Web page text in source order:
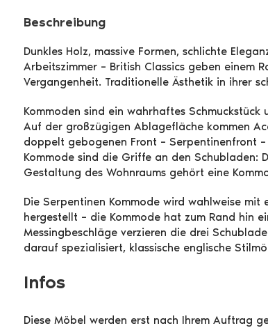
Beschreibung
Dunkles Holz, massive Formen, schlichte
Arbeitszimmer – British Classics geben einem
Vergangenheit. Traditionelle Ästhetik in ihrer
Kommoden sind ein wahrhaftes
Auf der großzügigen Ablagefläche kommen
doppelt gebogenen Front – Serpentinenfront
Kommode sind die Griffe an den Schubladen:
Gestaltung des Wohnraums gehört eine
Die Serpentinen Kommode wird wahlweise
hergestellt – die Kommode hat zum Rand hin
Messingbeschläge verzieren die drei
darauf spezialisiert, klassische englische
Infos
Diese Möbel werden erst nach Ihrem Auftrag